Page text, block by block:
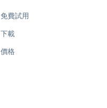
免費試用
下載
價格